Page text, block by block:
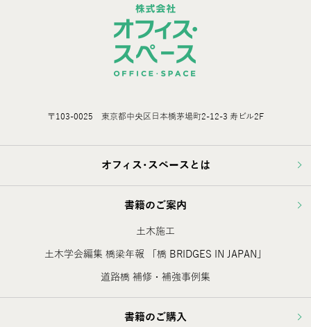
〒103-0025 東京都中央区日本橋茅場町2-12-3 寿ビル2F
オフィス･スペースとは
書籍のご案内
土木施工
土木学会編集 橋梁年報 「橋 BRIDGES IN JAPAN」
道路橋 補修・補強事例集
書籍のご購入